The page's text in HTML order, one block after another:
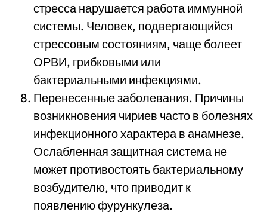
стресса нарушается работа иммунной
системы. Человек, подвергающийся
стрессовым состояниям, чаще болеет
ОРВИ, грибковыми или
бактериальными инфекциями.
Перенесенные заболевания. Причины
возникновения чириев часто в болезнях
инфекционного характера в анамнезе.
Ослабленная защитная система не
может противостоять бактериальному
возбудителю, что приводит к
появлению фурункулеза.